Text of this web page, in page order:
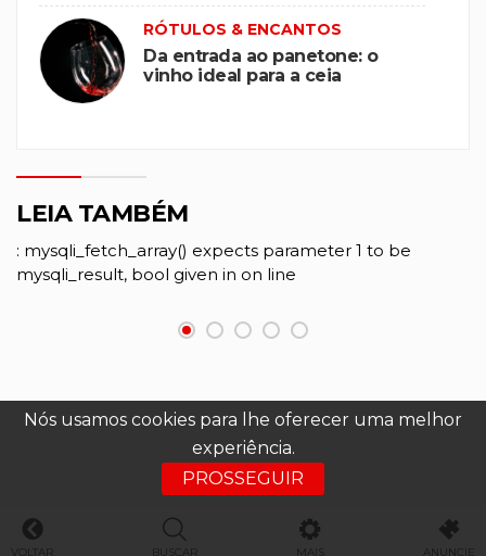
Nós usamos cookies para lhe oferecer uma melhor
experiência.
PROSSEGUIR
RÓTULOS & ENCANTOS
Da entrada ao panetone: o
vinho ideal para a ceia
LEIA TAMBÉM
: mysqli_fetch_array() expects parameter 1 to be
mysqli_result, bool given in on line
VOLTAR BUSCAR MAIS ANUNCIE